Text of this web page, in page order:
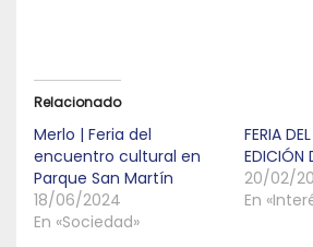
Relacionado
Merlo | Feria del
encuentro cultural en
Parque San Martín
18/06/2024
En «Sociedad»
FERIA
EDICIÓN
20/02/
En